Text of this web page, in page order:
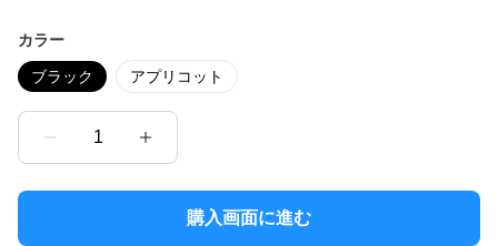
カラー
ブラック アプリコット
1
購入画面に進む